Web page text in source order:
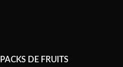
PACKS DE FRUITS